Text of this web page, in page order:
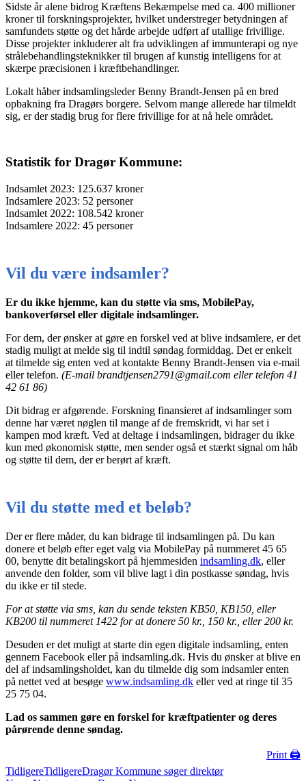
Sidste år alene bidrog Kræftens Bekæmpelse med ca. 400 millioner
kroner til forskningsprojekter, hvilket understreger betydningen af
samfundets støtte og det hårde arbejde udført af utallige frivillige.
Disse projekter inkluderer alt fra udviklingen af immunterapi og nye
strålebehandlingsteknikker til brugen af kunstig intelligens for at
skærpe præcisionen i kræftbehandlinger.
Lokalt håber indsamlingsleder Benny Brandt-Jensen på en bred
opbakning fra Dragørs borgere. Selvom mange allerede har tilmeldt
sig, er der stadig brug for flere frivillige for at nå hele området.
Statistik for Dragør Kommune:
Indsamlet 2023: 125.637 kroner
Indsamlere 2023: 52 personer
Indsamlet 2022: 108.542 kroner
Indsamlere 2022: 45 personer
Vil du være indsamler?
Er du ikke hjemme, kan du støtte via sms, MobilePay,
bankoverførsel eller digitale indsamlinger.
For dem, der ønsker at gøre en forskel ved at blive indsamlere, er det
stadig muligt at melde sig til indtil søndag formiddag. Det er enkelt
at tilmelde sig enten ved at kontakte Benny Brandt-Jensen via e-mail
eller telefon. (E-mail brandtjensen2791@gmail.com eller telefon 41
42 61 86)
Dit bidrag er afgørende. Forskning finansieret af indsamlinger som
denne har været nøglen til mange af de fremskridt, vi har set i
kampen mod kræft. Ved at deltage i indsamlingen, bidrager du ikke
kun med økonomisk støtte, men sender også et stærkt signal om håb
og støtte til dem, der er berørt af kræft.
Vil du støtte med et beløb?
Der er flere måder, du kan bidrage til indsamlingen på. Du kan
donere et beløb efter eget valg via MobilePay på nummeret 45 65
00, benytte dit betalingskort på hjemmesiden indsamling.dk, eller
anvende den folder, som vil blive lagt i din postkasse søndag, hvis
du ikke er til stede.
For at støtte via sms, kan du sende teksten KB50, KB150, eller
KB200 til nummeret 1422 for at donere 50 kr., 150 kr., eller 200 kr.
Desuden er det muligt at starte din egen digitale indsamling, enten
gennem Facebook eller på indsamling.dk. Hvis du ønsker at blive en
del af indsamlingsholdet, kan du tilmelde dig som indsamler enten
på nettet ved at besøge www.indsamling.dk eller ved at ringe til 35
25 75 04.
Lad os sammen gøre en forskel for kræftpatienter og deres
pårørende denne søndag.
Print 🖨
TidligereTidligereDragør Kommune søger direktør